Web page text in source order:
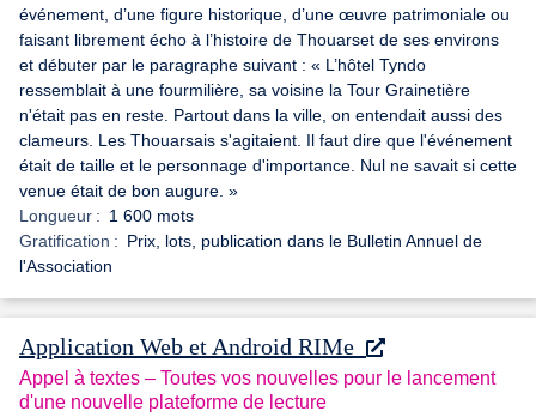
événement, d’une figure historique, d’une œuvre patrimoniale ou
faisant librement écho à l’histoire de Thouarset de ses environs
et débuter par le paragraphe suivant : « L’hôtel Tyndo
ressemblait à une fourmilière, sa voisine la Tour Grainetière
n'était pas en reste. Partout dans la ville, on entendait aussi des
clameurs. Les Thouarsais s'agitaient. Il faut dire que l'événement
était de taille et le personnage d'importance. Nul ne savait si cette
venue était de bon augure. »
Longueur : 1 600 mots
Gratification : Prix, lots, publication dans le Bulletin Annuel de
l'Association
Application Web et Android RIMe
Appel à textes – Toutes vos nouvelles pour le lancement
d'une nouvelle plateforme de lecture